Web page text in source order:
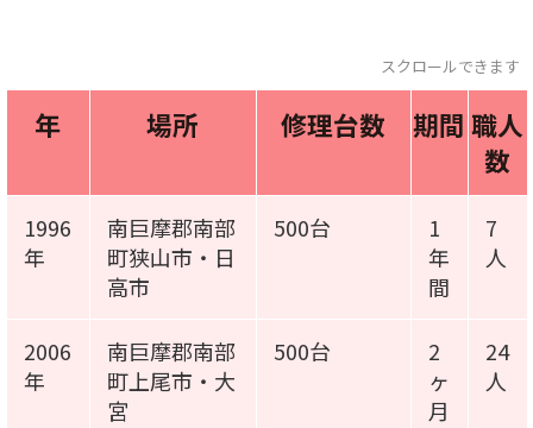
スクロールできます
年 場所 修理台数 期間 職人
数
1996
年
南巨摩郡南部
町狭山市・日
高市
500台
1
年
間
7
人
2006
年
南巨摩郡南部
町上尾市・大
宮
500台
2
ヶ
月
24
人